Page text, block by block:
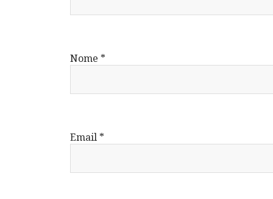
Nome *
Email *